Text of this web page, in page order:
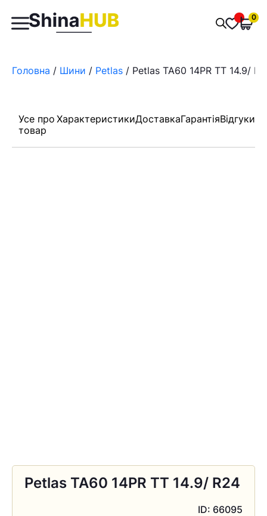
Пошук
товарів
0
Головна / Шини / Petlas / Petlas TA60 14PR TT 14.9/
Усе про
товар
ХарактеристикиДоставкаГарантіяВідгуки
Petlas TA60 14PR TT 14.9/ R24
ID: 66095